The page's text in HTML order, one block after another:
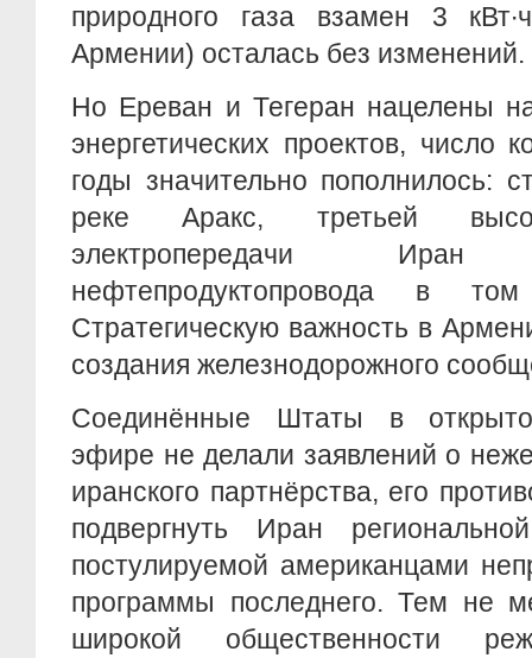
природного газа взамен 3
Армении) осталась без изменений.
Но Ереван и Тегеран нацелены
энергетических проектов, число
годы значительно пополнилось:
реке Аракс, третьей
электропередачи
нефтепродуктопровода в
Стратегическую важность в
создания железнодорожного
Соединённые Штаты в
эфире не делали заявлений о
иранского партнёрства, его
подвергнуть Иран
постулируемой американцами
программы последнего. Тем не
широкой общественности